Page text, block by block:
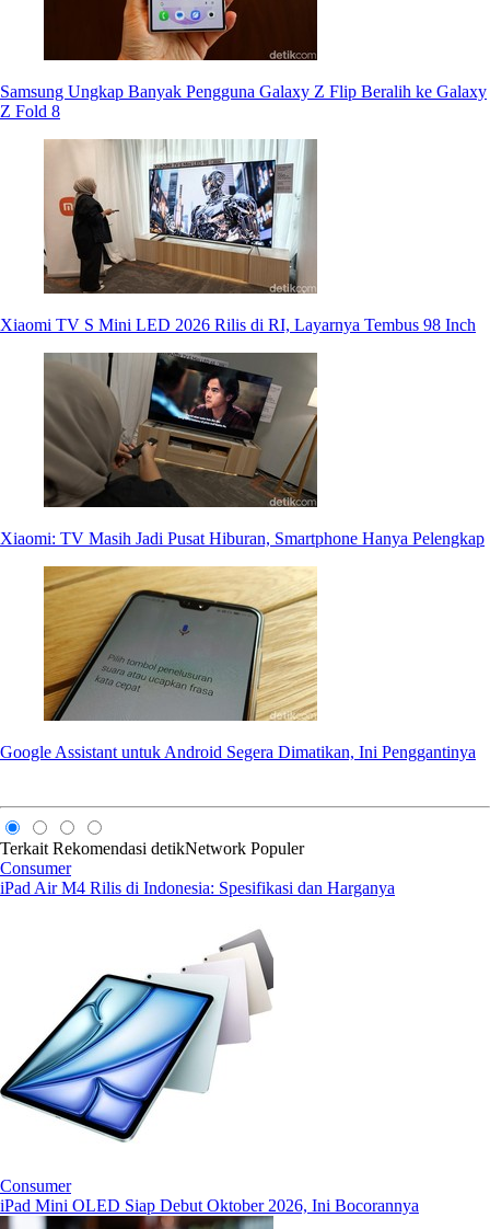
Samsung Ungkap Banyak Pengguna Galaxy Z Flip Beralih ke Galaxy
Z Fold 8
Xiaomi TV S Mini LED 2026 Rilis di RI, Layarnya Tembus 98 Inch
Xiaomi: TV Masih Jadi Pusat Hiburan, Smartphone Hanya Pelengkap
Google Assistant untuk Android Segera Dimatikan, Ini Penggantinya
Terkait Rekomendasi detikNetwork Populer
Consumer
iPad Air M4 Rilis di Indonesia: Spesifikasi dan Harganya
Consumer
iPad Mini OLED Siap Debut Oktober 2026, Ini Bocorannya